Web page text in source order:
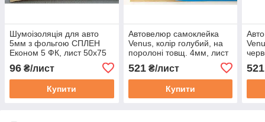
Шумоізоляція для авто
5мм з фольгою СПЛЕН
Економ 5 ФК, лист 50х75
96 ₴/лист
Купити
Автовелюр самоклейка
Venus, колір голубий, на
поролоні товщ. 4мм, лист
521₴/лист
Купити
521